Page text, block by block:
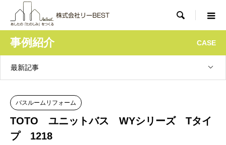

事例紹介 CASE
最新記事
バスルームリフォーム
TOTO ユニットバス WYシリーズ Tタイ
プ 1218